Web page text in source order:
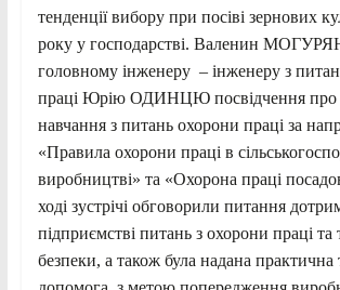
тенденції вибору при посіві зернових
року у господарстві. Валенин
головному інженеру – інженеру з
праці Юрію ОДИНЦЮ посвідчення про
навчання з питань охорони праці за
«Правила охорони праці в
виробництві» та «Охорона праці
ході зустрічі обговорили питання
підприємстві питань з охорони праці та
безпеки, а також була надана практична